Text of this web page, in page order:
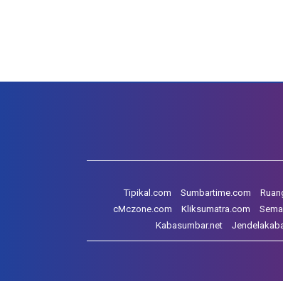
Tipikal.com
Sumbartime.com
cMczone.com
Kliksumatra.com
Kabasumbar.net